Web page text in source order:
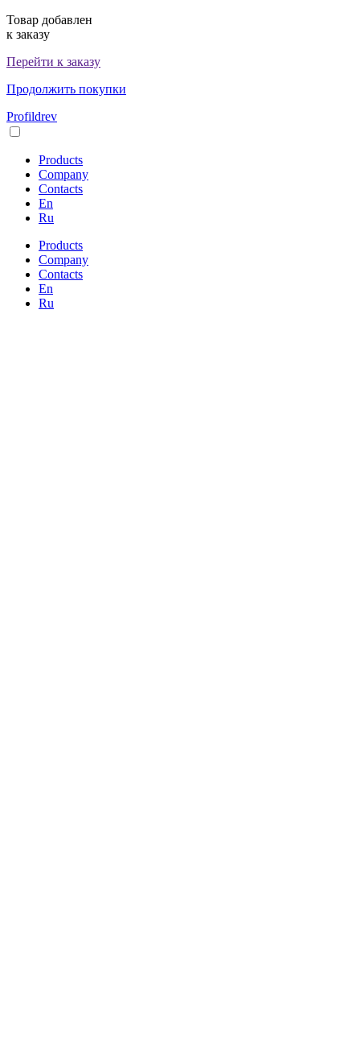
Товар добавлен
к заказу
Перейти к заказу
Продолжить покупки
Profildrev
Products
Сompany
Сontacts
En
Ru
Products
Сompany
Сontacts
En
Ru